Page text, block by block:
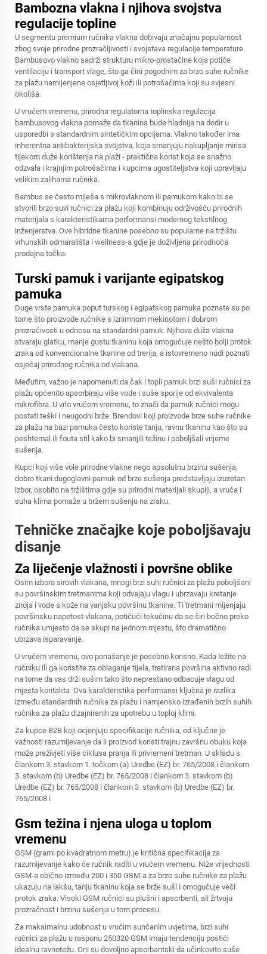
Bambozna vlakna i njihova svojstva
regulacije topline
U segmentu premium ručnika vlakna dobivaju značajnu popularnost
zbog svoje prirodne prozračljivosti i svojstava regulacije temperature.
Bambusovo vlakno sadrži strukturu mikro-prostačine koja potiče
ventilaciju i transport vlage, što ga čini pogodnim za brzo suhe ručnike
za plažu namijenjene osjetljivoj koži ili potrošačima koji su svjesni
okoliša.
U vrućem vremenu, prirodna regulatorna toplinska regulacija
bambusovog vlakna pomaže da tkanina bude hladnija na dodir u
usporedbi s standardnim sintetičkim opcijama. Vlakno također ima
inherentna antibakterijska svojstva, koja smanjuju nakupljanje mirisa
tijekom duže korištenja na plaži - praktična korist koja se snažno
odzvala i krajnjim potrošačima i kupcima ugostiteljstva koji upravljaju
velikim zalihama ručnika.
Bambus se često miješa s mikrovlaknom ili pamukom kako bi se
stvorili brzo suvi ručnici za plažu koji kombinuju održivošću prirodnih
materijala s karakteristikama performansi modernog tekstilnog
inženjerstva. Ove hibridne tkanine posebno su popularne na tržištu
vrhunskih odmarališta i wellness-a gdje je doživljena prirodnoća
prodajna točka.
Turski pamuk i varijante egipatskog
pamuka
Duge vrste pamuka poput turskog i egipatskog pamuka poznate su po
tome što proizvode ručnike s iznimnom mekinotom i dobrom
prozračivosti u odnosu na standardni pamuk. Njihova duža vlakna
stvaraju glatku, manje gustu tkaninu koja omogućuje nešto bolji protok
zraka od konvencionalne tkanine od trerija, a istovremeno nudi poznati
osjećaj prirodnog ručnika od vlakana.
Međutim, važno je napomenuti da čak i topli pamuk brzi suši ručnici za
plažu općenito apsorbiraju više vode i suše sporije od ekvivalenta
mikrofibra. U vrlo vrućem vremenu, to znači da pamuk ručnici mogu
postati teški i neugodni brže. Brendovi koji proizvode brze suhe ručnike
za plažu na bazi pamuka često koriste tanju, ravnu tkaninu kao što su
peshtemal ili fouta stil kako bi smanjili težinu i poboljšali vrijeme
sušenja.
Kupci koji više vole prirodne vlakne nego apsolutnu brzinu sušenja,
dobro tkani dugoglavni pamuk od brze sušenja predstavljaju izuzetan
izbor, osobito na tržištima gdje su prirodni materijali skuplji, a vruća i
suha klima pomaže u bržem sušenju na zraku.
Tehničke značajke koje poboljšavaju
disanje
Za liječenje vlažnosti i površne oblike
Osim izbora sirovih vlakana, mnogi brzi suhi ručnici za plažu poboljšani
su površinskim tretmanima koji odvajaju vlagu i ubrzavaju kretanje
znoja i vode s kože na vanjsku površinu tkanine. Ti tretmani mijenjaju
površinsku napetost vlakana, potičući tekućinu da se širi bočno preko
ručnika umjesto da se skupi na jednom mjestu, što dramatično
ubrzava isparavanje.
U vrućem vremenu, ovo ponašanje je posebno korisno. Kada ležite na
ručniku ili ga koristite za oblaganje tijela, tretirana površina aktivno radi
na tome da vas drži sušim tako što neprestano odbacuje vlagu od
mjesta kontakta. Ova karakteristika performansi ključna je razlika
između standardnih ručnika za plažu i namjensko izrađenih brzih suhih
ručnika za plažu dizajniranih za upotrebu u toploj klimi.
Za kupce B2B koji ocjenjuju specifikacije ručnika, od ključne je
važnosti razumijevanje da li proizvod koristi trajnu završnu obuku koja
može preživjeti više ciklusa pranja ili privremeni tretman. U skladu s
člankom 3. stavkom 1. točkom (a) Uredbe (EZ) br. 765/2008 i člankom
3. stavkom (b) Uredbe (EZ) br. 765/2008 i člankom 3. stavkom (b)
Uredbe (EZ) br. 765/2008 i člankom 3. stavkom (b) Uredbe (EZ) br.
765/2008 i
Gsm težina i njena uloga u toplom
vremenu
GSM (grami po kvadratnom metru) je kritična specifikacija za
razumijevanje kako će ručnik raditi u vrućem vremenu. Niže vrijednosti
GSM-a obično između 200 i 350 GSM-a za brzo suhe ručnike za plažu
ukazuju na lakšu, tanju tkaninu koja se brže suši i omogućuje veći
protok zraka. Visoki GSM ručnici su plušni i apsorbenti, ali žrtvuju
prozračnost i brzinu sušenja u tom procesu.
Za maksimalnu udobnost u vrućim sunčanim uvjetima, brzi suhi
ručnici za plažu u rasponu 250320 GSM imaju tendenciju postići
idealnu ravnotežu. Oni su dovoljno apsorbantski da učinkovito suše